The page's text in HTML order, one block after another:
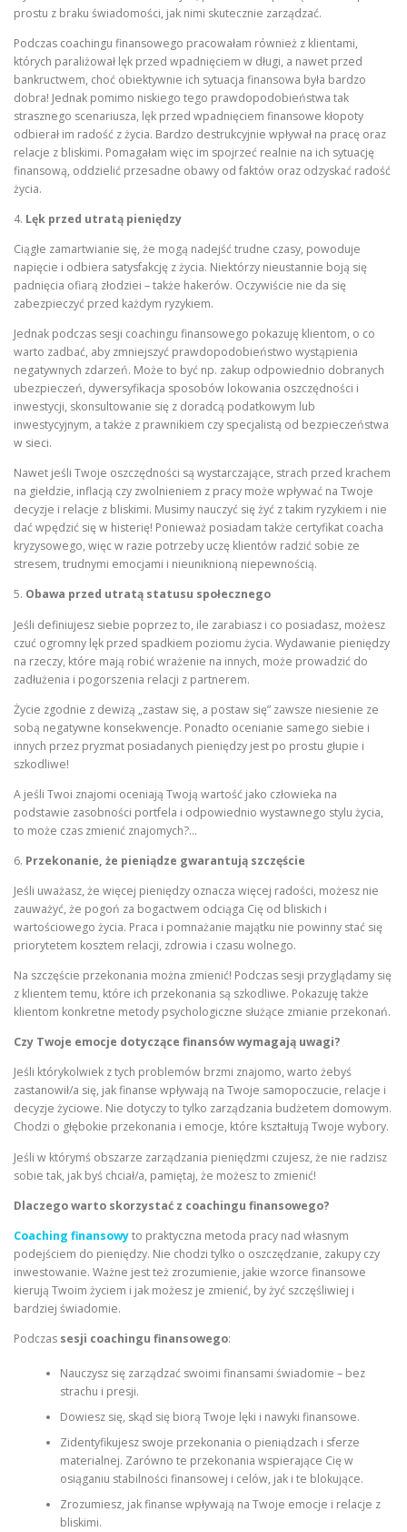
prostu z braku świadomości, jak nimi skutecznie zarządzać.
Podczas coachingu finansowego pracowałam również z klientami,
których paraliżował lęk przed wpadnięciem w długi, a nawet przed
bankructwem, choć obiektywnie ich sytuacja finansowa była bardzo
dobra! Jednak pomimo niskiego tego prawdopodobieństwa tak
strasznego scenariusza, lęk przed wpadnięciem finansowe kłopoty
odbierał im radość z życia. Bardzo destrukcyjnie wpływał na pracę oraz
relacje z bliskimi. Pomagałam więc im spojrzeć realnie na ich sytuację
finansową, oddzielić przesadne obawy od faktów oraz odzyskać radość
życia.
4. Lęk przed utratą pieniędzy
Ciągłe zamartwianie się, że mogą nadejść trudne czasy, powoduje
napięcie i odbiera satysfakcję z życia. Niektórzy nieustannie boją się
padnięcia ofiarą złodziei – także hakerów. Oczywiście nie da się
zabezpieczyć przed każdym ryzykiem.
Jednak podczas sesji coachingu finansowego pokazuję klientom, o co
warto zadbać, aby zmniejszyć prawdopodobieństwo wystąpienia
negatywnych zdarzeń. Może to być np. zakup odpowiednio dobranych
ubezpieczeń, dywersyfikacja sposobów lokowania oszczędności i
inwestycji, skonsultowanie się z doradcą podatkowym lub
inwestycyjnym, a także z prawnikiem czy specjalistą od bezpieczeństwa
w sieci.
Nawet jeśli Twoje oszczędności są wystarczające, strach przed krachem
na giełdzie, inflacją czy zwolnieniem z pracy może wpływać na Twoje
decyzje i relacje z bliskimi. Musimy nauczyć się żyć z takim ryzykiem i nie
dać wpędzić się w histerię! Ponieważ posiadam także certyfikat coacha
kryzysowego, więc w razie potrzeby uczę klientów radzić sobie ze
stresem, trudnymi emocjami i nieuniknioną niepewnością.
5. Obawa przed utratą statusu społecznego
Jeśli definiujesz siebie poprzez to, ile zarabiasz i co posiadasz, możesz
czuć ogromny lęk przed spadkiem poziomu życia. Wydawanie pieniędzy
na rzeczy, które mają robić wrażenie na innych, może prowadzić do
zadłużenia i pogorszenia relacji z partnerem.
Życie zgodnie z dewizą „zastaw się, a postaw się” zawsze niesienie ze
sobą negatywne konsekwencje. Ponadto ocenianie samego siebie i
innych przez pryzmat posiadanych pieniędzy jest po prostu głupie i
szkodliwe!
A jeśli Twoi znajomi oceniają Twoją wartość jako człowieka na
podstawie zasobności portfela i odpowiednio wystawnego stylu życia,
to może czas zmienić znajomych?…
6. Przekonanie, że pieniądze gwarantują szczęście
Jeśli uważasz, że więcej pieniędzy oznacza więcej radości, możesz nie
zauważyć, że pogoń za bogactwem odciąga Cię od bliskich i
wartościowego życia. Praca i pomnażanie majątku nie powinny stać się
priorytetem kosztem relacji, zdrowia i czasu wolnego.
Na szczęście przekonania można zmienić! Podczas sesji przyglądamy się
z klientem temu, które ich przekonania są szkodliwe. Pokazuję także
klientom konkretne metody psychologiczne służące zmianie przekonań.
Czy Twoje emocje dotyczące finansów wymagają uwagi?
Jeśli którykolwiek z tych problemów brzmi znajomo, warto żebyś
zastanowił/a się, jak finanse wpływają na Twoje samopoczucie, relacje i
decyzje życiowe. Nie dotyczy to tylko zarządzania budżetem domowym.
Chodzi o głębokie przekonania i emocje, które kształtują Twoje wybory.
Jeśli w którymś obszarze zarządzania pieniędzmi czujesz, że nie radzisz
sobie tak, jak byś chciał/a, pamiętaj, że możesz to zmienić!
Dlaczego warto skorzystać z coachingu finansowego?
Coaching finansowyto praktyczna metoda pracy nad własnym
podejściem do pieniędzy. Nie chodzi tylko o oszczędzanie, zakupy czy
inwestowanie. Ważne jest też zrozumienie, jakie wzorce finansowe
kierują Twoim życiem i jak możesz je zmienić, by żyć szczęśliwiej i
bardziej świadomie.
Podczas sesji coachingu finansowego:
Nauczysz się zarządzać swoimi finansami świadomie – bez
strachu i presji.
Dowiesz się, skąd się biorą Twoje lęki i nawyki finansowe.
Zidentyfikujesz swoje przekonania o pieniądzach i sferze
materialnej. Zarówno te przekonania wspierające Cię w
osiąganiu stabilności finansowej i celów, jak i te blokujące.
Zrozumiesz, jak finanse wpływają na Twoje emocje i relacje z
bliskimi.